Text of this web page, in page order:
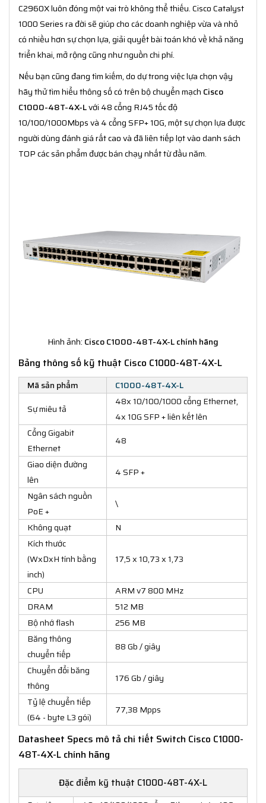
C2960X luôn đóng một vai trò không thể thiếu. Cisco Catalyst
1000 Series ra đời sẽ giúp cho các doanh nghiệp vừa và nhỏ
có nhiều hơn sự chọn lựa, giải quyết bài toán khó về khả năng
triển khai, mở rộng cũng như nguồn chi phí.
Nếu bạn cũng đang tìm kiếm, do dự trong việc lựa chọn vậy
hãy thử tìm hiểu thông số có trên bộ chuyển mạch Cisco
C1000-48T-4X-Lvới 48 cổng RJ45 tốc độ
10/100/1000Mbps và 4 cổng SFP+ 10G, một sự chọn lựa được
người dùng đánh giá rất cao và đã liên tiếp lọt vào danh sách
TOP các sản phẩm được bán chạy nhất từ đầu năm.
Hình ảnh: Cisco C1000-48T-4X-L chính hãng
Bảng thông số kỹ thuật Cisco C1000-48T-4X-L
Mã sản phẩm
C1000-48T-4X-L
Sự miêu tả
48x 10/100/1000 cổng Ethernet,
4x 10G SFP + liên kết lên
Cổng Gigabit
Ethernet
48
Giao diện đường
lên
4 SFP +
Ngân sách nguồn
PoE +
\
Không quạt
N
Kích thước
(WxDxH tính bằng
inch)
17,5 x 10,73 x 1,73
CPU
ARM v7 800 MHz
DRAM
512 MB
Bộ nhớ flash
256 MB
Băng thông
chuyển tiếp
88 Gb / giây
Chuyển đổi băng
thông
176 Gb / giây
Tỷ lệ chuyển tiếp
(64 - byte L3 gói)
77,38 Mpps
Datasheet Specs mô tả chi tiết Switch Cisco C1000-
48T-4X-L chính hãng
Đặc điểm kỹ thuật C1000-48T-4X-L